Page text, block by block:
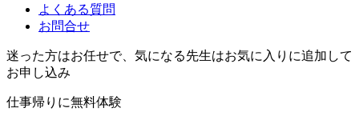
よくある質問
お問合せ
迷った方はお任せで、気になる先生はお気に入りに追加して
お申し込み
仕事帰りに無料体験